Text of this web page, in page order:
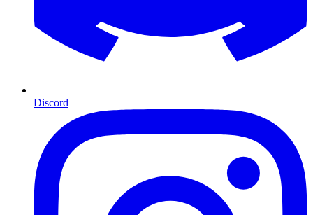
Discord